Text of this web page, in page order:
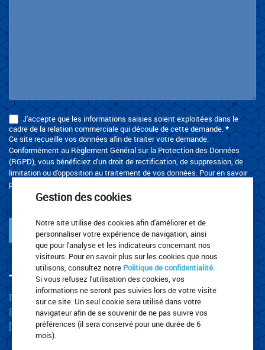
J'accepte que les informations saisies soient exploitées dans le
cadre de la relation commerciale qui découle de cette demande.*
Ce site recueille vos données afin de traiter votre demande.
Conformément au Règlement Général sur la Protection des Données
(RGPD), vous bénéficiez d'un droit de rectification, de suppression, de
limitation ou d'opposition au traitement de vos données. Pour en savoir
plus, merci de consulter la page
Envoyer
TRANSPORTS LEROUX
Rue Za De La Plaine
87220 Boisseuil
[t] 05 55 30 67 23
Gestion des cookies
Notre site utilise des cookies afin d'améliorer et de
personnaliser votre expérience de navigation, ainsi
que pour l'analyse et les indicateurs concernant nos
visiteurs. Pour en savoir plus sur les cookies que nous
utilisons, consultez notre Politique de confidentialité.
Si vous refusez l'utilisation des cookies, vos
informations ne seront pas suivies lors de votre visite
sur ce site. Un seul cookie sera utilisé dans votre
navigateur afin de se souvenir de ne pas suivre vos
préférences (il sera conservé pour une durée de 6
mois).